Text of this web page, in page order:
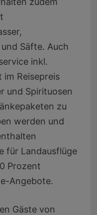
Säfte. Auch
inkl.
im Reisepreis
und Spirituosen
zu
werden und
für Landausflüge
Prozent
Angebote.
Gäste von